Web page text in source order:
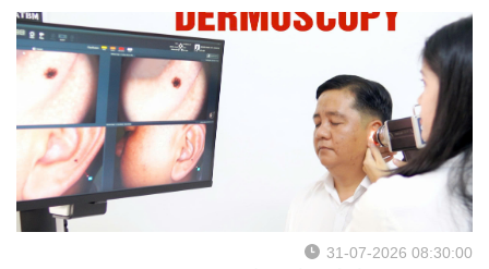
31-07-2026 08:30:00